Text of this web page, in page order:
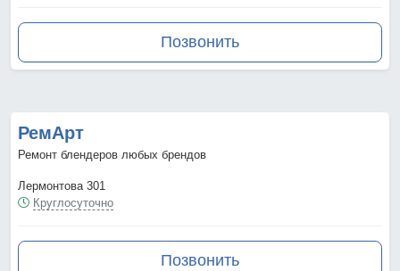
Позвонить
РемАрт
Ремонт блендеров любых брендов
Лермонтова 301
Круглосуточно
Позвонить